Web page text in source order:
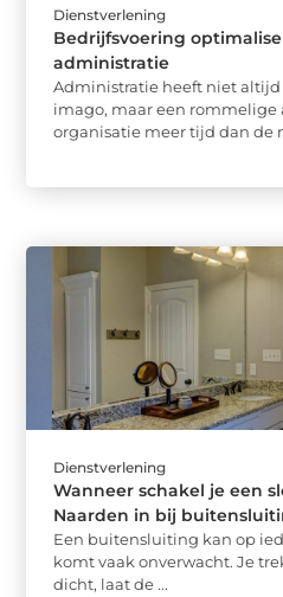
Dienstverlening
Bedrijfsvoering
administratie
Administratie heeft niet
imago, maar een rommelige
organisatie meer tijd dan de
Dienstverlening
Wanneer schakel je een
Naarden in bij
Een buitensluiting kan op
komt vaak onverwacht. Je
dicht, laat de ...